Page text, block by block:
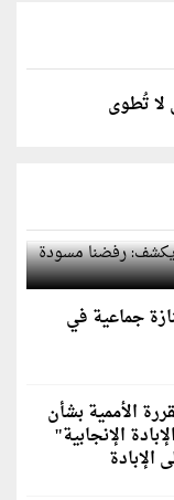
لا تُطوى
يكشف: رفضنا
جماعية في
الأممية بشأن
الإنجابية"
الإبادة